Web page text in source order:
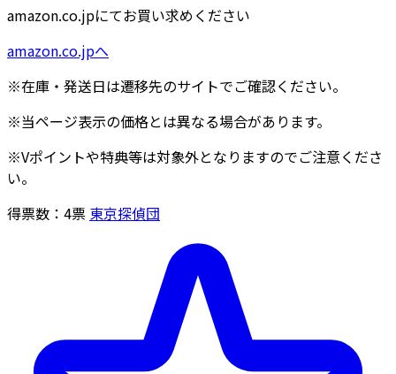
amazon.co.jpにてお買い求めください
amazon.co.jpへ
※在庫・発送日は遷移先のサイトでご確認ください。
※当ページ表示の価格とは異なる場合があります。
※Vポイントや特典等は対象外となりますのでご注意くださ
い。
得票数： 4票 東京探偵団